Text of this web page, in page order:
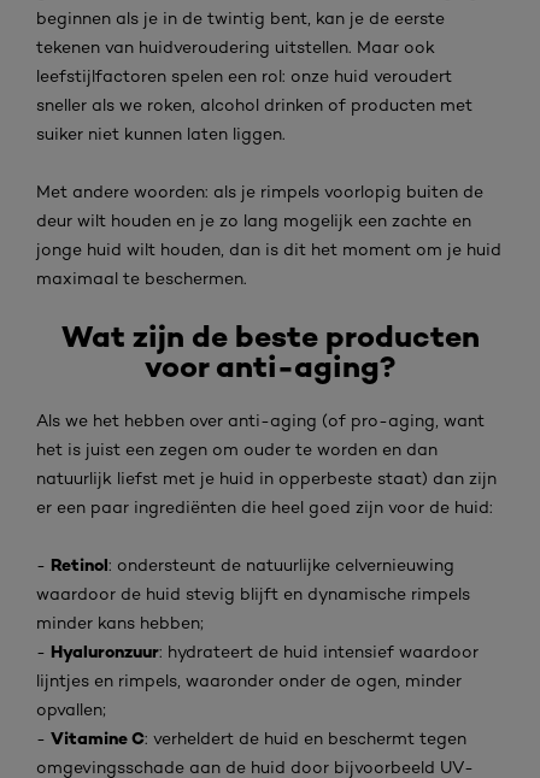
beginnen als je in de twintig bent, kan je de eerste
tekenen van huidveroudering uitstellen. Maar ook
leefstijlfactoren spelen een rol: onze huid veroudert
sneller als we roken, alcohol drinken of producten met
suiker niet kunnen laten liggen.
Met andere woorden: als je rimpels voorlopig buiten de
deur wilt houden en je zo lang mogelijk een zachte en
jonge huid wilt houden, dan is dit het moment om je huid
maximaal te beschermen.
Wat zijn de beste producten
voor anti-aging?
Als we het hebben over anti-aging (of pro-aging, want
het is juist een zegen om ouder te worden en dan
natuurlijk liefst met je huid in opperbeste staat) dan zijn
er een paar ingrediënten die heel goed zijn voor de huid:
- Retinol: ondersteunt de natuurlijke celvernieuwing
waardoor de huid stevig blijft en dynamische rimpels
minder kans hebben;
- Hyaluronzuur: hydrateert de huid intensief waardoor
lijntjes en rimpels, waaronder onder de ogen, minder
opvallen;
- Vitamine C: verheldert de huid en beschermt tegen
omgevingsschade aan de huid door bijvoorbeeld UV-